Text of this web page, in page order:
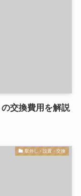
交換費用を解説
取外し・設置・交換